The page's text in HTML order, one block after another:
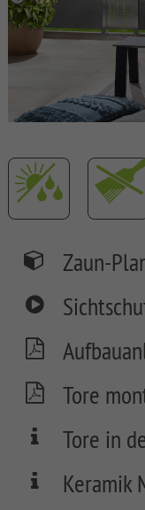
SYSTEM
BOARD
XL
SYSTEM
BOARD
GLAS
SYSTEM
ALU
SYSTEM
PLUS
SYSTEM
RHOMBUS
SYSTEM
FLOW
SYSTEM
WPC
PLATINUM
Zaun-
Tore
Tore in
Keramik